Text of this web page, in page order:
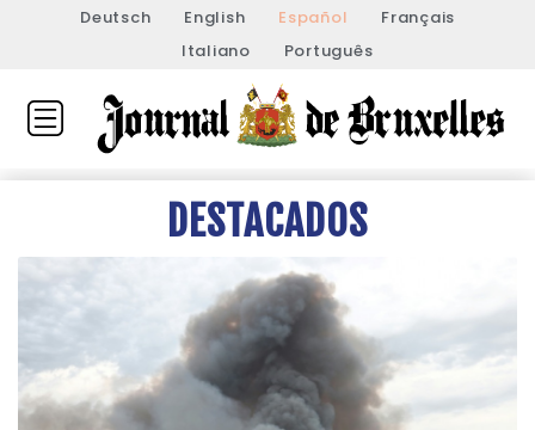
Deutsch English Español
Français
Italiano
Português
DESTACADOS